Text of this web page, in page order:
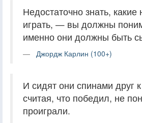
Недостаточно знать,
играть, — вы должны
именно они должны быть
Джордж Карлин (100+)
И сидят они спинами друг
считая, что победил, не
проиграли.